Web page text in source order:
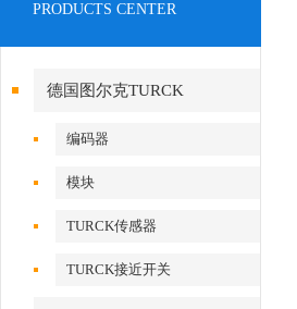
PRODUCTS CENTER
德国图尔克TURCK
编码器
模块
TURCK传感器
TURCK接近开关